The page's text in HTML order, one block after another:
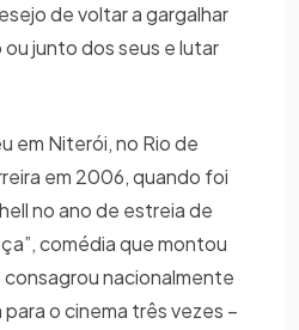
de voltar a gargalhar
junto dos seus e lutar
em Niterói, no Rio de
em 2006, quando foi
no ano de estreia de
comédia que montou
nacionalmente
o cinema três vezes –